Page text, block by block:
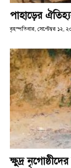
পাহাড়ের
বৃহস্পতিবার, সেপ্টেম্বর ১২,
ক্ষুদ্র